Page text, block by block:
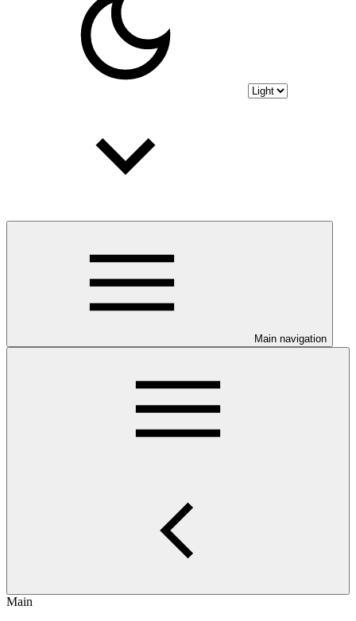
Main navigation
Main